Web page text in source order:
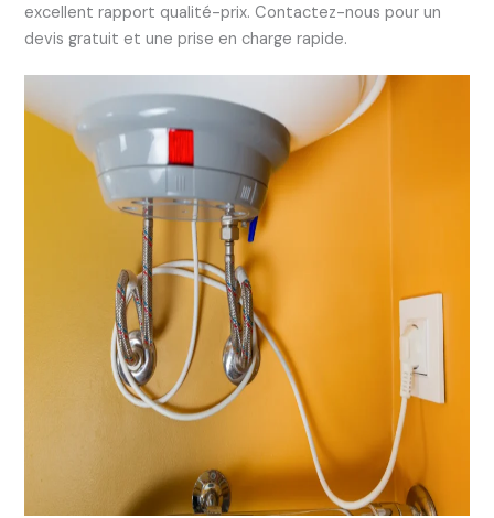
excellent rapport qualité-prix. Contactez-nous pour un
devis gratuit et une prise en charge rapide.